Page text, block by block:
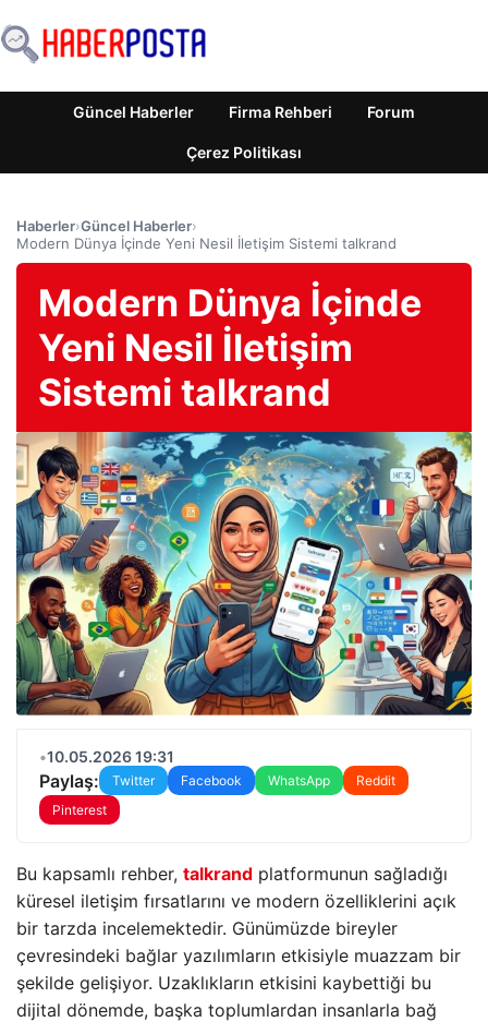
Güncel Haberler Firma Rehberi Forum
Çerez Politikası
Haberler›Güncel Haberler›
Modern Dünya İçinde Yeni Nesil İletişim Sistemi talkrand
Modern Dünya İçinde
Yeni Nesil İletişim
Sistemi talkrand
•10.05.2026 19:31
Paylaş: Twitter Facebook WhatsApp
Reddit
Pinterest
Bu kapsamlı rehber, talkrand platformunun sağladığı
küresel iletişim fırsatlarını ve modern özelliklerini açık
bir tarzda incelemektedir. Günümüzde bireyler
çevresindeki bağlar yazılımların etkisiyle muazzam bir
şekilde gelişiyor. Uzaklıkların etkisini kaybettiği bu
dijital dönemde, başka toplumlardan insanlarla bağ